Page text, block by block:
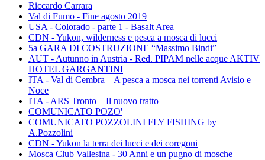
Riccardo Carrara
Val di Fumo - Fine agosto 2019
USA - Colorado - parte 1 - Basalt Area
CDN - Yukon, wilderness e pesca a mosca di lucci
5a GARA DI COSTRUZIONE “Massimo Bindi”
AUT - Autunno in Austria - Red. PIPAM nelle acque AKTIV
HOTEL GARGANTINI
ITA - Val di Cembra – A pesca a mosca nei torrenti Avisio e
Noce
ITA - ARS Tronto – Il nuovo tratto
COMUNICATO POZO'
COMUNICATO POZZOLINI FLY FISHING by
A.Pozzolini
CDN - Yukon la terra dei lucci e dei coregoni
Mosca Club Vallesina - 30 Anni e un pugno di mosche